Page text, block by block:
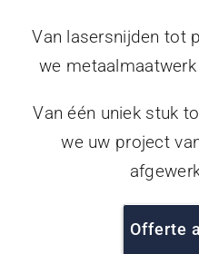
Van lasersnijden tot
we
Van één uniek stuk
we uw project
Offerte